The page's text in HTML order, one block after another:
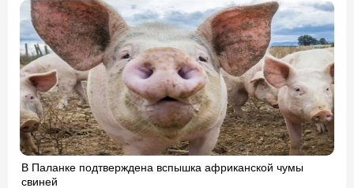
В Паланке подтверждена вспышка африканской чумы
свиней